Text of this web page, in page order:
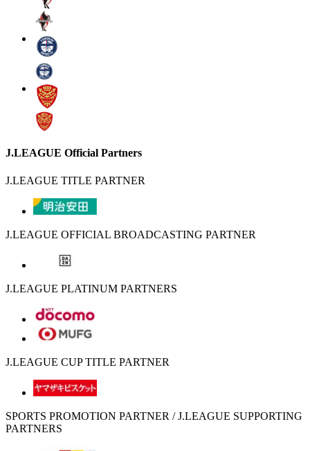
J.LEAGUE Official Partners
J.LEAGUE TITLE PARTNER
J.LEAGUE OFFICIAL BROADCASTING PARTNER
J.LEAGUE PLATINUM PARTNERS
J.LEAGUE CUP TITLE PARTNER
SPORTS PROMOTION PARTNER / J.LEAGUE SUPPORTING
PARTNERS